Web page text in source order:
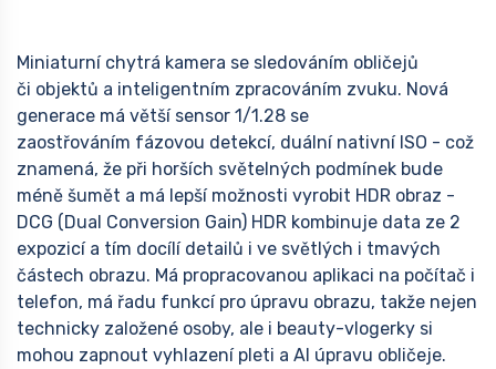
Miniaturní chytrá kamera se sledováním obličejů
či objektů a inteligentním zpracováním zvuku. Nová
generace má větší sensor 1/1.28 se
zaostřováním fázovou detekcí, duální nativní ISO - což
znamená, že při horších světelných podmínek bude
méně šumět a má lepší možnosti vyrobit HDR obraz -
DCG (Dual Conversion Gain) HDR kombinuje data ze 2
expozicí a tím docílí detailů i ve světlých i tmavých
částech obrazu. Má propracovanou aplikaci na počítač i
telefon, má řadu funkcí pro úpravu obrazu, takže nejen
technicky založené osoby, ale i beauty-vlogerky si
mohou zapnout vyhlazení pleti a AI úpravu obličeje.